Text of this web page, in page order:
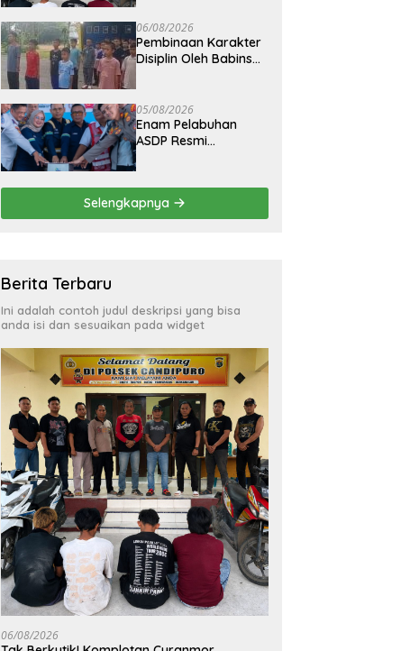
Curanmordi
Candipuro Terungkap
06/08/2026
Pembinaan Karakter
Disiplin Oleh Babinsa
05/08/2026
Enam Pelabuhan
ASDP Resmi
Nasional
Selengkapnya
Berita Terbaru
Ini adalah contoh judul deskripsi yang bisa
anda isi dan sesuaikan pada widget
06/08/2026